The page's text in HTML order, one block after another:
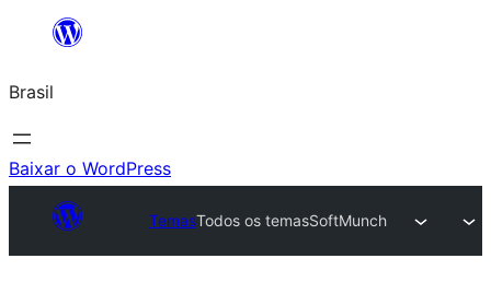
o
conteúdo
Brasil
Baixar o WordPress
TemasTodos os temasSoftMunch